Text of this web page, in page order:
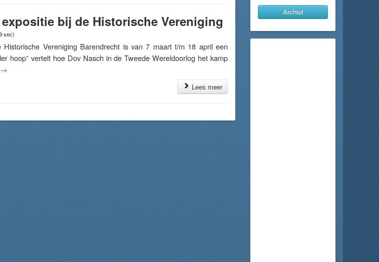
bij de Historische Vereniging
sec)
Vereniging Barendrecht is van 7 maart t/m 18 april een
hoop” vertelt hoe Dov Nasch in de Tweede Wereldoorlog het kamp
→
Lees meer
Archief